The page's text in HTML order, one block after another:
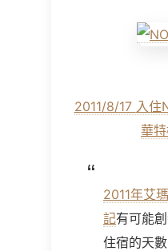
2011/8/17 入住
華
2011年艾
記有可能
住宿的天